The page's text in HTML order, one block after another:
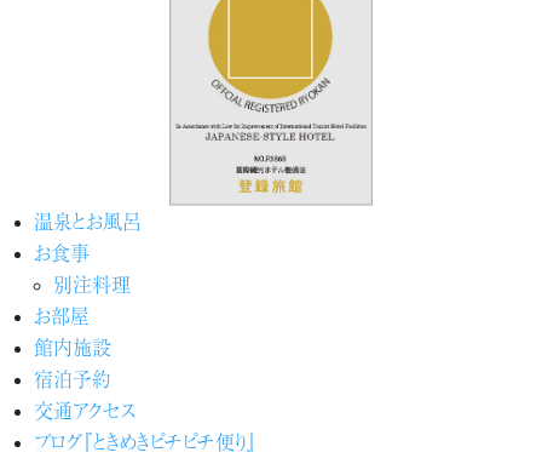
温泉とお風呂
お食事
別注料理
お部屋
館内施設
宿泊予約
交通アクセス
ブログ『ときめきピチピチ便り』